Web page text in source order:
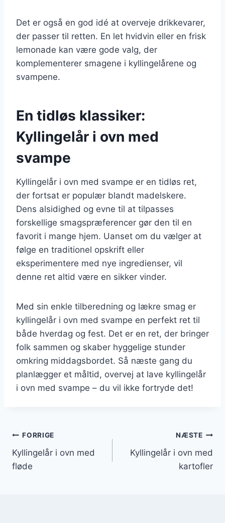
Det er også en god idé at overveje drikkevarer,
der passer til retten. En let hvidvin eller en frisk
lemonade kan være gode valg, der
komplementerer smagene i kyllingelårene og
svampene.
En tidløs klassiker:
Kyllingelår i ovn med
svampe
Kyllingelår i ovn med svampe er en tidløs ret,
der fortsat er populær blandt madelskere.
Dens alsidighed og evne til at tilpasses
forskellige smagspræferencer gør den til en
favorit i mange hjem. Uanset om du vælger at
følge en traditionel opskrift eller
eksperimentere med nye ingredienser, vil
denne ret altid være en sikker vinder.
Med sin enkle tilberedning og lækre smag er
kyllingelår i ovn med svampe en perfekt ret til
både hverdag og fest. Det er en ret, der bringer
folk sammen og skaber hyggelige stunder
omkring middagsbordet. Så næste gang du
planlægger et måltid, overvej at lave kyllingelår
i ovn med svampe – du vil ikke fortryde det!
Indlægsnavigation
FORRIGE
Kyllingelår i ovn med
fløde
NÆSTE
Kyllingelår i ovn med
kartofler